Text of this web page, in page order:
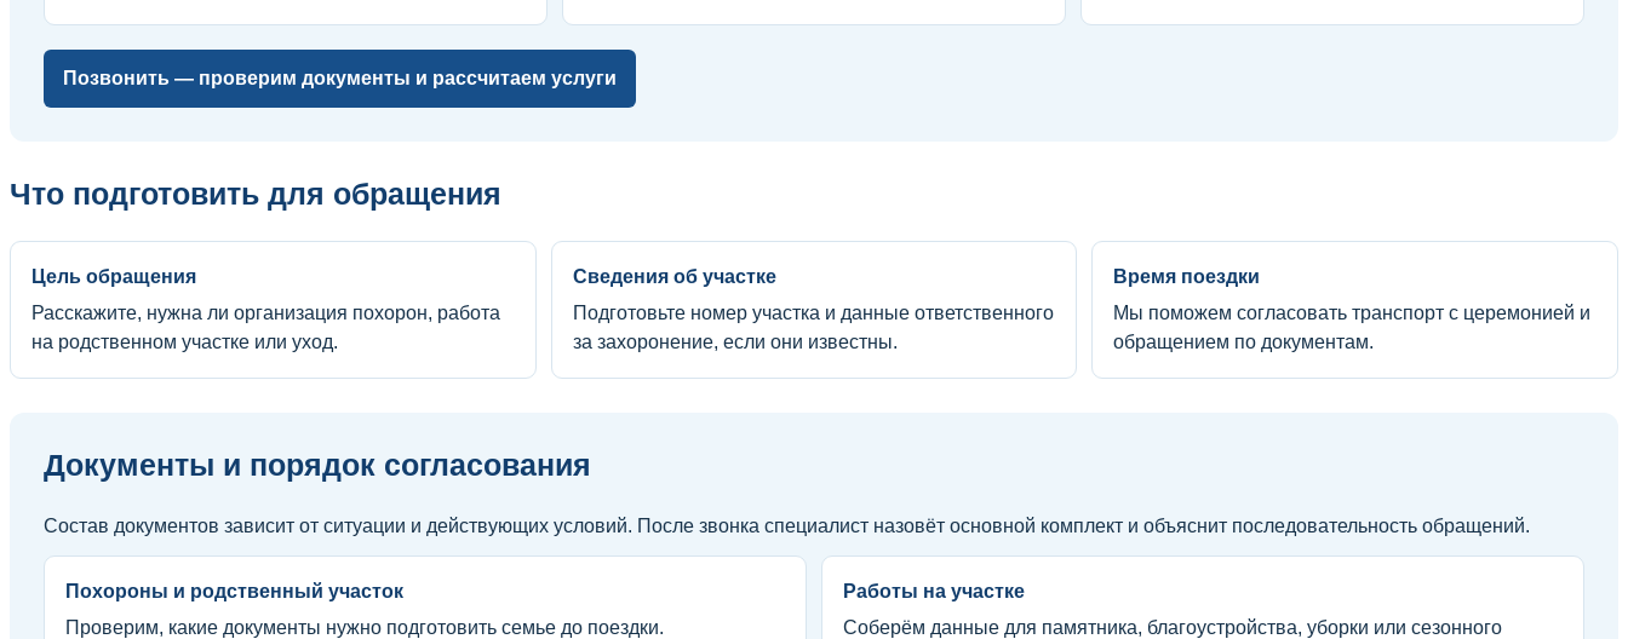
Позвонить — проверим документы и рассчитаем услуги
Что подготовить для обращения
Цель обращения
Расскажите, нужна ли организация похорон, работа
на родственном участке или уход.
Сведения об участке
Подготовьте номер участка и данные ответственного
за захоронение, если они известны.
Время поездки
Мы поможем согласовать транспорт с церемонией и
обращением по документам.
Документы и порядок согласования
Состав документов зависит от ситуации и действующих условий. После звонка специалист назовёт основной комплект и объяснит последовательность обращений.
Похороны и родственный участок
Проверим, какие документы нужно подготовить семье до поездки.
Работы на участке
Соберём данные для памятника, благоустройства, уборки или сезонного